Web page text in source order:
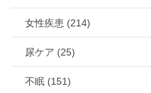
女性疾患 (214)
尿ケア (25)
不眠 (151)